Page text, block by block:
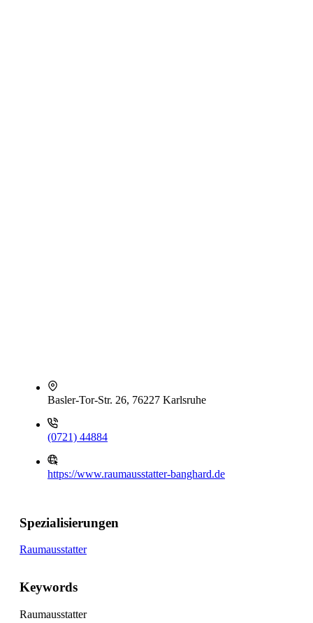
Basler-Tor-Str. 26, 76227 Karlsruhe
(0721) 44884
https://www.raumausstatter-banghard.de
Spezialisierungen
Raumausstatter
Keywords
Raumausstatter